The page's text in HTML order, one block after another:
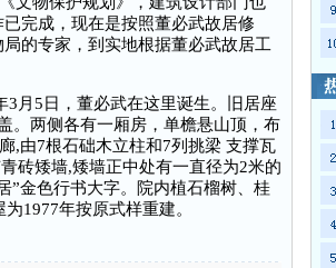
完成，现在是按照董必武故居修
的专家，到实地根据董必武故居工
月5日，董必武在这里诞生。旧居座
。两侧各有一厢房，单檐悬山顶，布
,由7根石础木立柱和7列挑梁 支撑瓦
砖矮墙,矮墙正中处有一直径为2米的
”金色行书大字。院内植石榴树、桂
1977年按原式样重建。